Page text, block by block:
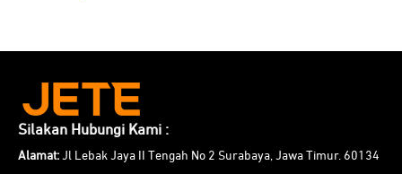
Silakan Hubungi Kami :
Alamat: Jl Lebak Jaya II Tengah No 2 Surabaya, Jawa Timur. 60134